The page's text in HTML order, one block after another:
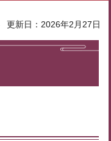
更新日：2026年2月27日